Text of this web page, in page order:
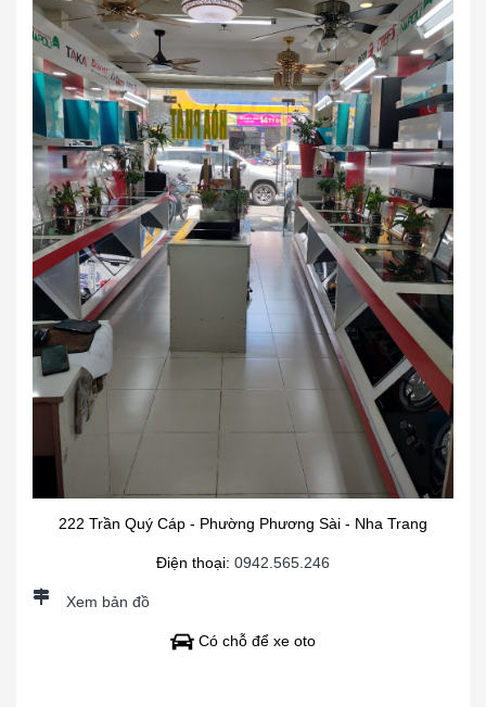
222 Trần Quý Cáp - Phường Phương Sài - Nha Trang
Điện thoại: 0942.565.246
Xem bản đồ
Có chỗ để xe oto